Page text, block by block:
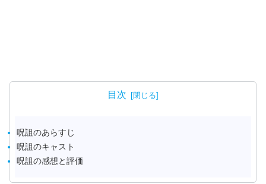
目次
呪詛のあらすじ
呪詛のキャスト
呪詛の感想と評価